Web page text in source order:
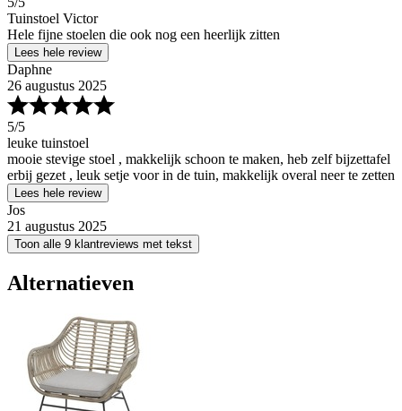
Tuinstoel Victor
Hele fijne stoelen die ook nog een heerlijk zitten
Lees hele review
Daphne
26 augustus 2025
5/5
leuke tuinstoel
mooie stevige stoel , makkelijk schoon te maken, heb zelf bijzettafel
erbij gezet , leuk setje voor in de tuin, makkelijk overal neer te zetten
Lees hele review
Jos
21 augustus 2025
Toon alle 9 klantreviews met tekst
Alternatieven